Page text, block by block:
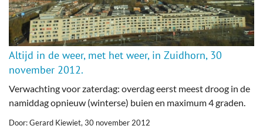
Altijd in de weer, met het weer, in Zuidhorn, 30
november 2012.
Verwachting voor zaterdag: overdag eerst meest droog in de
namiddag opnieuw (winterse) buien en maximum 4 graden.
Door: Gerard Kiewiet, 30 november 2012